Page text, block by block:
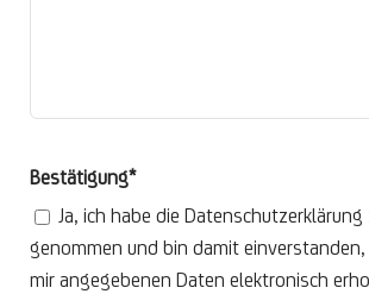
Bestätigung*
Ja, ich habe die
genommen und bin damit
mir angegebenen Daten elektronisch